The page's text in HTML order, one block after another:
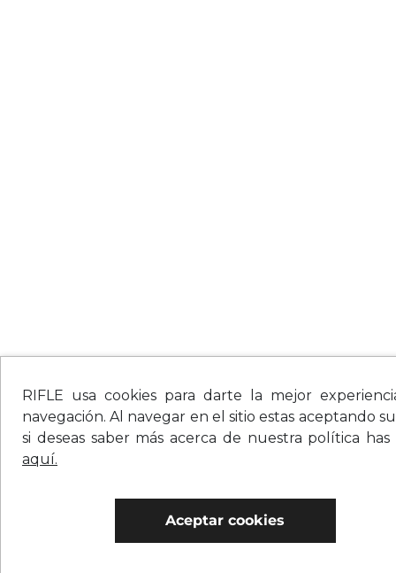
RIFLE usa cookies para darte la mejor
navegación. Al navegar en el sitio estas aceptando
si deseas saber más acerca de nuestra política has
aquí.
Aceptar cookies